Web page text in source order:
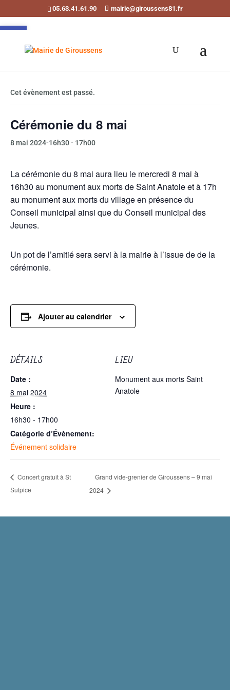
05.63.41.61.90 mairie@giroussens81.fr
Cet évènement est passé.
Cérémonie du 8 mai
8 mai 2024-16h30- 17h00
La cérémonie du 8 mai aura lieu le mercredi 8 mai à
16h30 au monument aux morts de Saint Anatole et à 17h
au monument aux morts du village en présence du
Conseil municipal ainsi que du Conseil municipal des
Jeunes.
Un pot de l’amitié sera servi à la mairie à l’issue de de la
cérémonie.
Ajouter au calendrier
DÉTAILS
Date :
8 mai 2024
Heure :
16h30 - 17h00
Catégorie d’Évènement:
Événement solidaire
LIEU
Monument aux morts Saint
Anatole
Concert gratuit à St
Sulpice
Grand vide-grenier de Giroussens – 9 mai
2024
Ouvrir la barre d’outils